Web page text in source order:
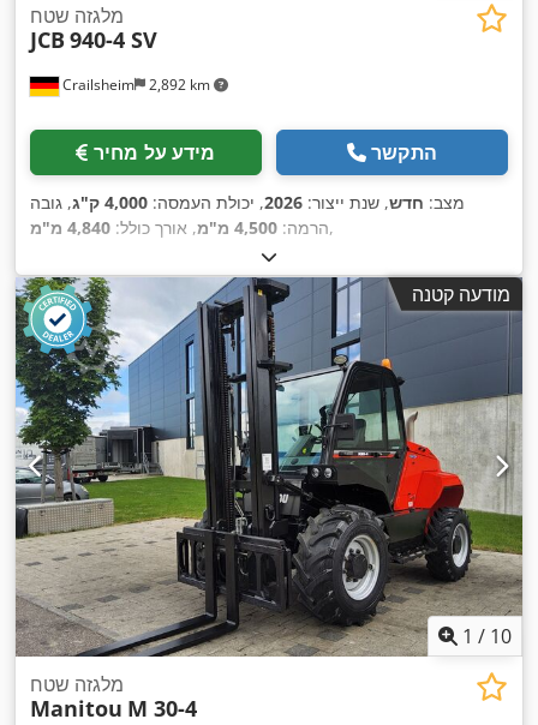
Crailsheim 2,892 km
מלגזה שטח
JCB 940-4 SV
מידע על מחיר התקשר
מצב: חדש, שנת ייצור: 2026, יכולת העמסה: 4,000 ק"ג
, גובה
הרמה: 4,500 מ"מ , אורך כולל: 4,840 מ"מ ,
מודעה קטנה
1 / 10
מלגזה שטח
Manitou M 30-4